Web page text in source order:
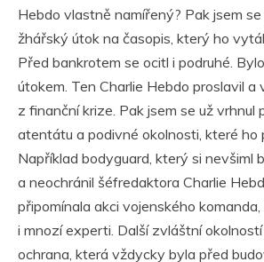
Hebdo vlastně namířený? Pak jsem
žhářský útok na časopis, který ho
Před bankrotem se ocitl i podruhé.
útokem. Ten Charlie Hebdo proslavil a
z finanční krize. Pak jsem se už vrhnul
atentátu a podivné okolnosti, které ho
Například bodyguard, který si nevšiml
a neochránil šéfredaktora Charlie
připomínala akci vojenského komanda,
i mnozí experti. Další zvláštní
ochrana, která vždycky byla před